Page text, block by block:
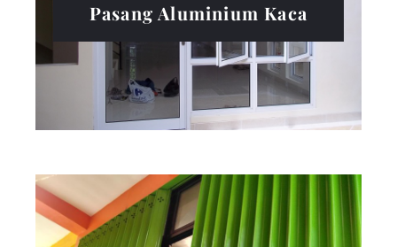
Pasang Aluminium Kaca